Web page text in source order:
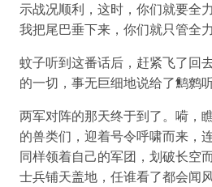
示战况顺利，这时，你们就要全
我把尾巴垂下来，你们就只管全
蚊子听到这番话后，赶紧飞了回
的一切，事无巨细地说给了鹪鹩听
两军对阵的那天终于到了。嗬，
的兽类们，迎着号令呼啸而来，
同样领着自己的军团，划破长空
士兵铺天盖地，任谁看了都会闻风